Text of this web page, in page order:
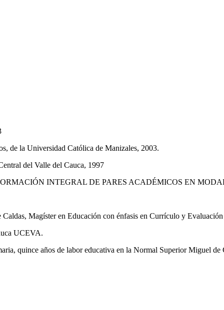
de la Universidad Católica de Manizales, 2003.
del Valle del Cauca, 1997
INTEGRAL DE PARES ACADÉMICOS EN
Magíster en Educación con énfasis en Currículo y
UCEVA.
quince años de labor educativa en la Normal Superior Miguel